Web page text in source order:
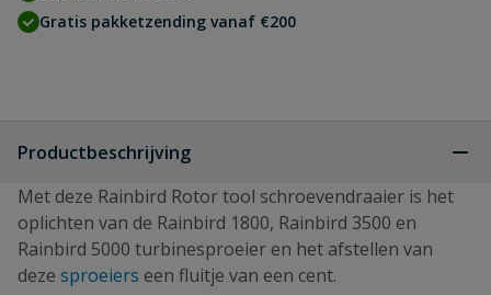
Gratis pakketzending vanaf €200
Productbeschrijving
Met deze Rainbird Rotor tool schroevendraaier is het
oplichten van de Rainbird 1800, Rainbird 3500 en
Rainbird 5000 turbinesproeier en het afstellen van
deze sproeiers een fluitje van een cent.